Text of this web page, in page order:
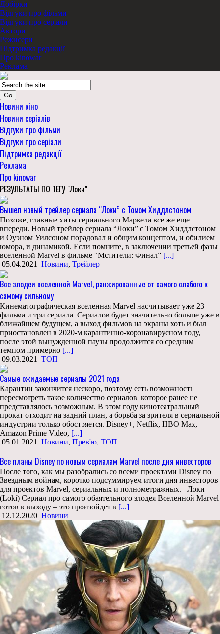
Добірки
Відгуки про фільми
Відгуки про серіали
Актори
Режисери
Підтримка редакції
Про kinowar
Реклама
Go
Новини кіно
Новини серіалів
Відгуки про фільми
Відгуки про серіали
Підтримка редакції
Реклама
Про kinowar
РЕЗУЛЬТАТЫ ПО ТЕГУ "Локи"
Вышел новый трейлер сериала “Локи” с Томом Хиддлстоном
Похоже, главные хиты сериального Марвела все же еще
впереди. Новый трейлер сериала “Локи” с Томом Хиддлстоном
и Оуэном Уилсоном порадовал и общим концептом, и обилием
юмора, и динамикой. Если помните, в заключении третьей фазы
вселенной Marvel в фильме “Мстители: Финал” [...]
05.04.2021
Новини, Трейлер
Все злодеи вселенной Marvel, ранжированные от самого слабого к
самому сильному
Кинематографическая вселенная Marvel насчитывает уже 23
фильма и три сериала. Сериалов будет значительно больше уже в
ближайшем будущем, а выход фильмов на экраны хоть и был
приостановлен в 2020-м карантинно-коронавирусном году,
после этой вынужденной паузы продолжится со средним
темпом примерно [...]
09.03.2021
ТОП
Самые ожидаемые сериалы 2021 года
Карантин закончится нескоро, поэтому есть возможность
пересмотреть такое количество сериалов, которое ранее не
представлялось возможным. В этом году кинотеатральный
прокат отходит на задний план, а борьба за зрителя в сериальной
индустрии только обостряется. Disney+, Netflix, HBO Max,
Amazon Prime Video, [...]
05.01.2021
Новини, Прев'ю, ТОП
Все планы Disney по новым сериалам Marvel после дня инвесторов
После того, как мы разобрались со всеми проектами Disney по
Звездным войнам, коротко подсуммируем итоги дня инвесторов
для проектов Marvel, сериальных и полнометражных. Локи
(Loki) Сериал про самого обаятельного злодея Вселенной Marvel
готов к выходу – это произойдет в [...]
12.12.2020 Новини